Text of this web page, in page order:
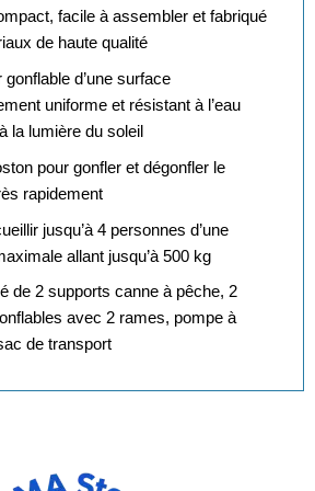
facile à assembler et fabriqué
de haute qualité
gonflable d’une surface
uniforme et résistant à l’eau
la lumière du soleil
pour gonfler et dégonfler le
rapidement
jusqu’à 4 personnes d’une
allant jusqu’à 500 kg
de 2 supports canne à pêche, 2
avec 2 rames, pompe à
de transport